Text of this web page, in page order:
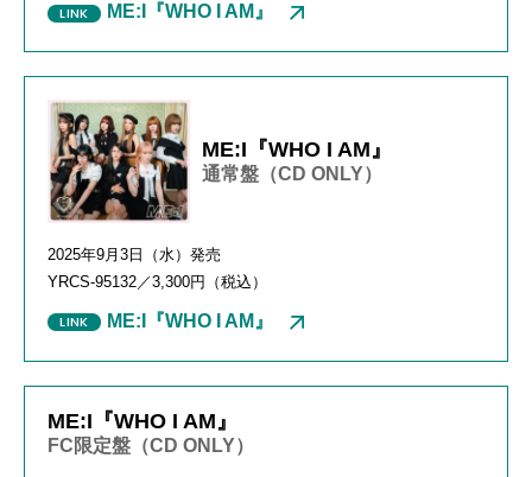
ME:I『WHO I AM』
ME:I『WHO I AM』
通常盤（CD ONLY）
2025年9月 3 日（水）発売
YRCS-95132／3,300円（税込）
ME:I『WHO I AM』
ME:I『WHO I AM』
FC限定盤（CD ONLY）